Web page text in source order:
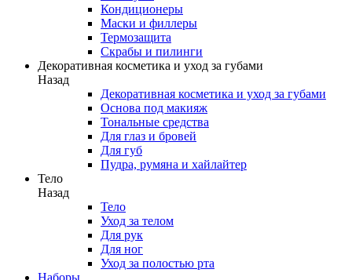
Кондиционеры
Маски и филлеры
Термозащита
Скрабы и пилинги
Декоративная косметика и уход за губами
Назад
Декоративная косметика и уход за губами
Основа под макияж
Тональные средства
Для глаз и бровей
Для губ
Пудра, румяна и хайлайтер
Тело
Назад
Тело
Уход за телом
Для рук
Для ног
Уход за полостью рта
Наборы